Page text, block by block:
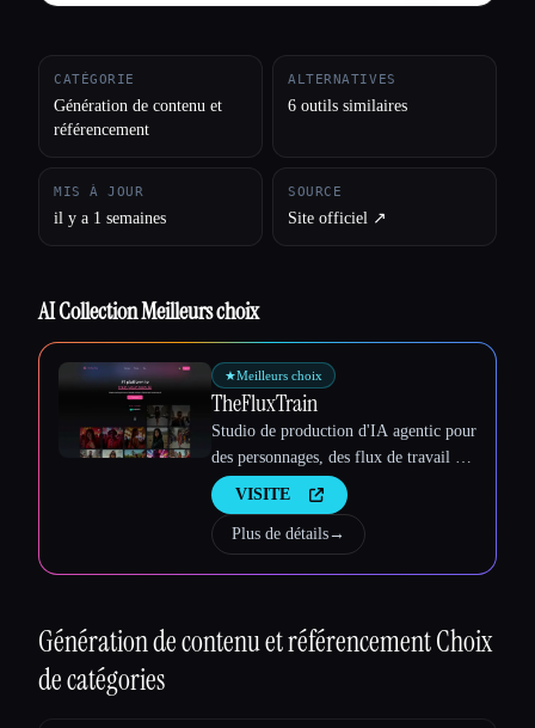
CATÉGORIE
Génération de contenu et
référencement
ALTERNATIVES
6 outils similaires
MIS À JOUR
il y a 1 semaines
SOURCE
Site officiel ↗︎
AI Collection Meilleurs choix
★Meilleurs choix
TheFluxTrain
Studio de production d'IA agentic pour
des personnages, des flux de travail et
des vidéos cohérents
VISITE
Plus de détails→
Génération de contenu et référencementChoix
de catégories